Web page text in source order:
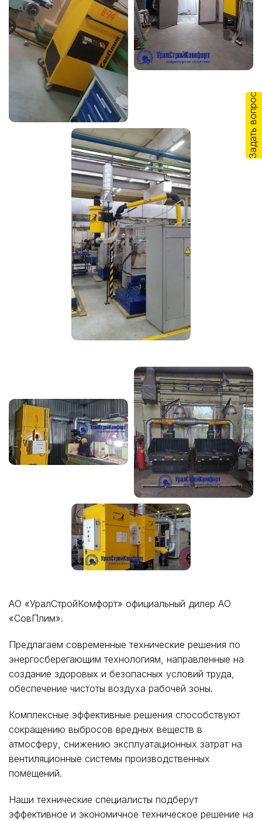
АО «УралСтройКомфорт» официальный дилер АО
«СовПлим».
Предлагаем современные технические решения по
энергосберегающим технологиям, направленные на
создание здоровых и безопасных условий труда,
обеспечение чистоты воздуха рабочей зоны.
Комплексные эффективные решения способствуют
сокращению выбросов вредных веществ в
атмосферу, снижению эксплуатационных затрат на
вентиляционные системы производственных
помещений.
Наши технические специалисты подберут
эффективное и экономичное техническое решение на
Задать вопрос